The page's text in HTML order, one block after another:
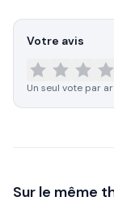
Votre avis
Un seul vote par
Sur le même